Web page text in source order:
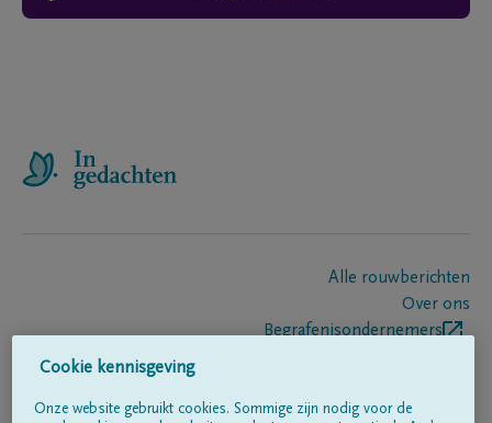
Alle rouwberichten
Over ons
Begrafenisondernemers
Cookie kennisgeving
Onze website gebruikt cookies. Sommige zijn nodig voor de